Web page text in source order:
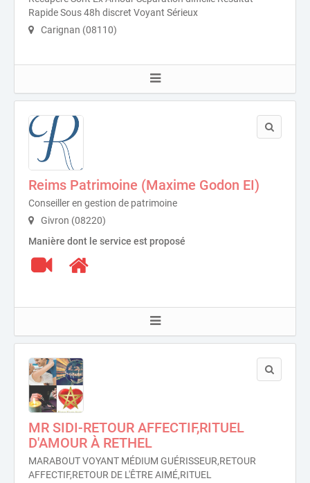
Rapide Sous 48h discret Voyant Sérieux
Carignan (08110)
Reims Patrimoine (Maxime Godon EI)
Conseiller en gestion de patrimoine
Givron (08220)
Manière dont le service est proposé
MR SIDI-RETOUR AFFECTIF,RITUEL
D'AMOUR À RETHEL
MARABOUT VOYANT MÉDIUM GUÉRISSEUR,RETOUR
AFFECTIF,RETOUR DE L'ÊTRE AIMÉ,RITUEL